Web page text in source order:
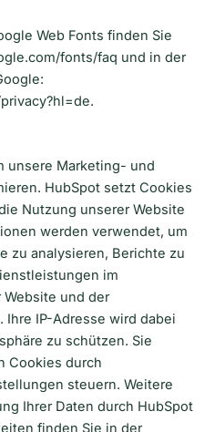
Web Fonts finden Sie
fonts/faq und in der
.
unsere Marketing- und
HubSpot setzt Cookies
Nutzung unserer Website
werden verwendet, um
zu analysieren, Berichte zu
im
Website und der
IP-Adresse wird dabei
zu schützen. Sie
Cookies durch
steuern. Weitere
Ihrer Daten durch HubSpot
finden Sie in der